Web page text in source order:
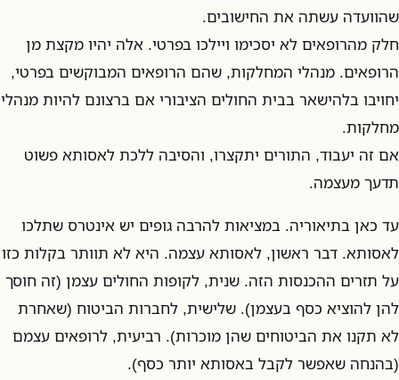
שהוועדה עשתה את החישובים.
חלק מהרופאים לא יסכימו ויילכו בפרטי. אלה יהיו מקצת מן
הרופאים. מנהלי המחלקות, שהם הרופאים המבוקשים בפרטי,
יחויבו בלהישאר בבית החולים הציבורי אם ברצונם להיות מנהלי
מחלקות.
אם זה יעבוד, התורים יתקצרו, והסיבה ללכת לאסותא פשוט
תדעך מעצמה.
עד כאן בתיאוריה. במציאות להרבה גופים יש אינטרס שתלכו
לאסותא. דבר ראשון, לאסותא עצמה. היא לא תוותר בקלות כזו
על תזרים ההכנסות הזה. שנית, לקופות החולים עצמן (זה חוסך
להן להוציא כסף בעצמן). שלישית, לחברות הביטוח (שאחרת
לא תקנו את הביטוחים שהן מוכרות). רביעית, לרופאים עצמם
(בהנחה שאפשר לקבל באסותא יותר כסף).